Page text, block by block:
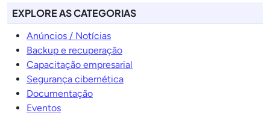
EXPLORE AS CATEGORIAS
Anúncios / Notícias
Backup e recuperação
Capacitação empresarial
Segurança cibernética
Documentação
Eventos